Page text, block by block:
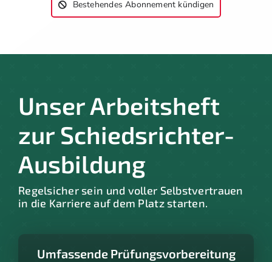
Bestehendes Abonnement kündigen
Unser Arbeitsheft
zur Schiedsrichter-
Ausbildung
Regelsicher sein und voller Selbstvertrauen
in die Karriere auf dem Platz starten.
Umfassende Prüfungsvorbereitung